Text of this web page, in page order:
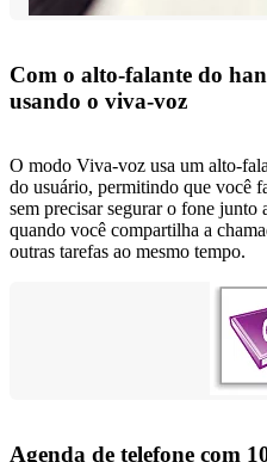
Com o alto-falante do
usando o viva-voz
O modo Viva-voz usa um alto-
do usuário, permitindo que você
sem precisar segurar o fone
quando você compartilha a
outras tarefas ao mesmo tempo.
Agenda de telefone com